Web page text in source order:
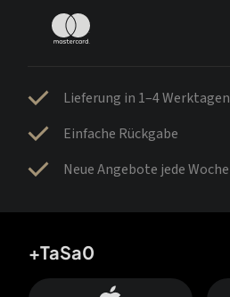
Lieferung in 1–4 Werktagen
Einfache Rückgabe
Neue Angebote jede Woche
+TaSa0